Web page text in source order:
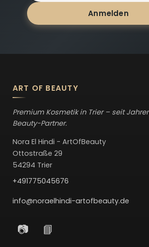
Anmelden
ART OF BEAUTY
Premium Kosmetik in Trier – seit
Beauty-Partner.
Nora El Hindi - ArtOfBeauty
Ottostraße 29
54294 Trier
+491775045676
info@noraelhindi-artofbeauty.de
📷 📘